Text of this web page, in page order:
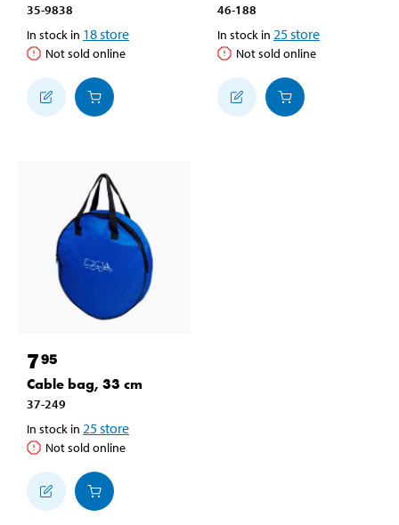
35-9838
In stock in 18store
Not sold online
46-188
In stock in 25store
Not sold online
795
Cable bag, 33 cm
37-249
In stock in 25store
Not sold online